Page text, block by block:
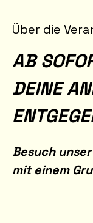
Über die
AB
DEINE
Besuch
mit einem